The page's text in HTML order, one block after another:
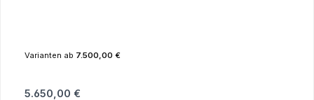
Varianten ab 7.500,00 €
Regulärer Preis:
5.650,00 €